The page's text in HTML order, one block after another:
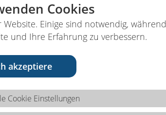
Cookies
Einige sind notwendig, während
und Ihre Erfahrung zu verbessern.
akzeptiere
Cookie Einstellungen